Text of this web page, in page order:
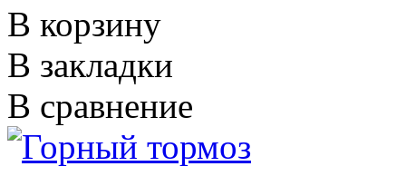
В корзину
В закладки
В сравнение